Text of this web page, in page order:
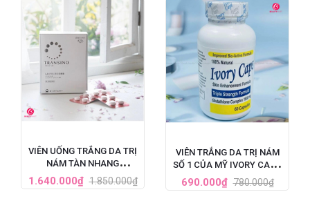
VIÊN UỐNG TRẮNG DA TRỊ
NÁM TÀN NHANG
TRANSINO WHITENING HỘP
240 VIÊN
1.640.000₫ 1.850.000₫
VIÊN TRẮNG DA TRỊ NÁM
SỐ 1 CỦA MỸ IVORY CAPS
GLUTATHIONE (1500MG X
60 VIÊN)
690.000₫ 780.000₫